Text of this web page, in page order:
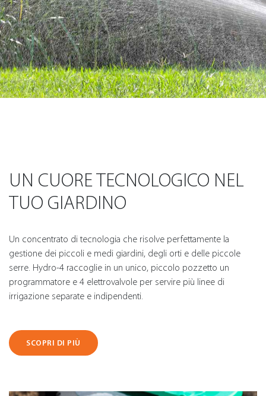
UN CUORE TECNOLOGICO NEL
TUO GIARDINO
Un concentrato di tecnologia che risolve perfettamente la
gestione dei piccoli e medi giardini, degli orti e delle piccole
serre. Hydro-4 raccoglie in un unico, piccolo pozzetto un
programmatore e 4 elettrovalvole per servire più linee di
irrigazione separate e indipendenti.
SCOPRI DI PIÙ